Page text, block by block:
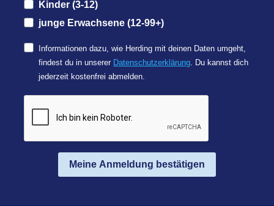
Kinder (3-12)
junge Erwachsene (12-99+)
Informationen dazu, wie Herding mit deinen Daten umgeht,
findest du in unserer Datenschutzerklärung . Du kannst dich
jederzeit kostenfrei abmelden.
Meine Anmeldung bestätigen